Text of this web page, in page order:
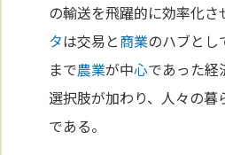
の輸送を飛躍的に効率化さ
タは交易と商業のハブとし
まで農業が中心であった経
選択肢が加わり、人々の
である。